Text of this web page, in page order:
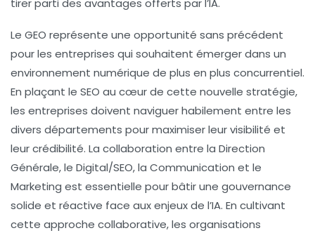
tirer parti des avantages offerts par l’IA.
Le GEO représente une opportunité sans précédent
pour les entreprises qui souhaitent émerger dans un
environnement numérique de plus en plus concurrentiel.
En plaçant le SEO au cœur de cette nouvelle stratégie,
les entreprises doivent naviguer habilement entre les
divers départements pour maximiser leur visibilité et
leur crédibilité. La collaboration entre la Direction
Générale, le Digital/SEO, la Communication et le
Marketing est essentielle pour bâtir une gouvernance
solide et réactive face aux enjeux de l’IA. En cultivant
cette approche collaborative, les organisations